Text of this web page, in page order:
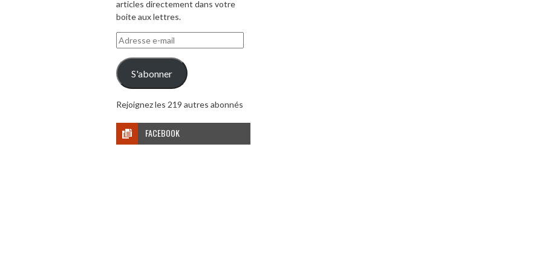
articles directement dans votre
boite aux lettres.
Adresse
e-
mail
S'abonner
Rejoignez les 219 autres abonnés
FACEBOOK